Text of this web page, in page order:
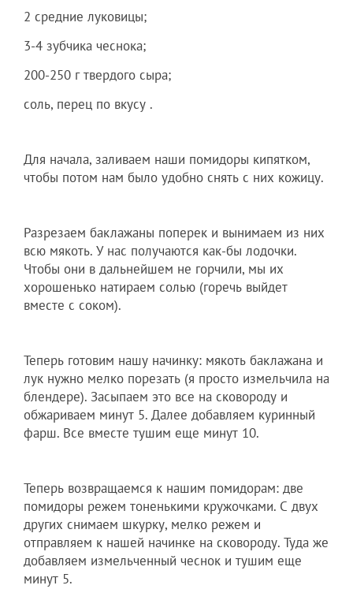
2 средние луковицы;
3-4 зубчика чеснока;
200-250 г твердого сыра;
соль, перец по вкусу .
Для начала, заливаем наши помидоры кипятком,
чтобы потом нам было удобно снять с них кожицу.
Разрезаем баклажаны поперек и вынимаем из них
всю мякоть. У нас получаются как-бы лодочки.
Чтобы они в дальнейшем не горчили, мы их
хорошенько натираем солью (горечь выйдет
вместе с соком).
Теперь готовим нашу начинку: мякоть баклажана и
лук нужно мелко порезать (я просто измельчила на
блендере). Засыпаем это все на сковороду и
обжариваем минут 5. Далее добавляем куринный
фарш. Все вместе тушим еще минут 10.
Теперь возвращаемся к нашим помидорам: две
помидоры режем тоненькими кружочками. С двух
других снимаем шкурку, мелко режем и
отправляем к нашей начинке на сковороду. Туда же
добавляем измельченный чеснок и тушим еще
минут 5.